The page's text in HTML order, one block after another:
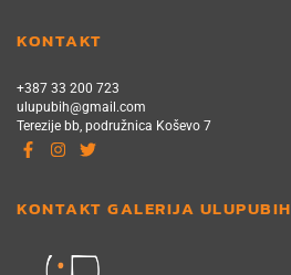
KONTAKT
+387 33 200 723
ulupubih@gmail.com
Terezije bb, podružnica Koševo 7
KONTAKT GALERIJA ULUPUBIH